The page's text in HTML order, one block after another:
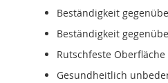
Beständigkeit
Beständigkeit
Rutschfeste Oberfläche
Gesundheitlich